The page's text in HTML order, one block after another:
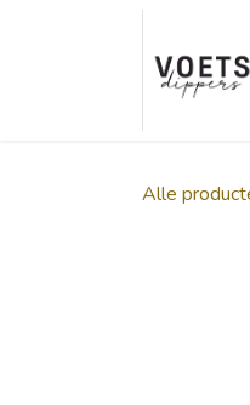
Overslaan naar inhoud
Alle